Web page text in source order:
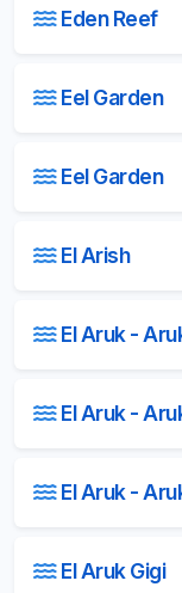
Eden Reef
Eel Garden
Eel Garden
El Arish
El Aruk -
El Aruk -
El Aruk -
El Aruk Gigi